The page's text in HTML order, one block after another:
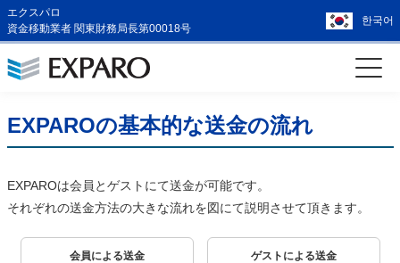
エクスパロ
資金移動業者 関東財務局長第00018号
한국어
EXPAROの基本的な送金の流れ
EXPAROは会員とゲストにて送金が可能です。
それぞれの送金方法の大きな流れを図にて説明させて頂きます。
会員による送金 ゲストによる送金